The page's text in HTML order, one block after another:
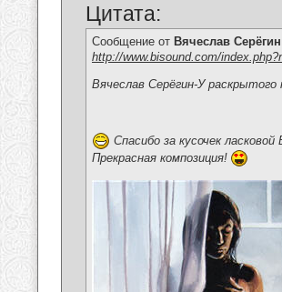
Цитата:
Сообщение от Вячеслав Серёгин
http://www.bisound.com/
Вячеслав Серёгин-У раскрытого
Спасибо за кусочек
Прекрасная композиция!